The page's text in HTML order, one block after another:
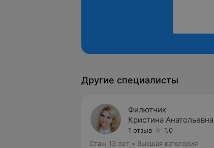
Другие специалисты
Филютчик
Кристина Анатольевна
1 отзыв
1.0
Стаж 13 лет • Высшая категория